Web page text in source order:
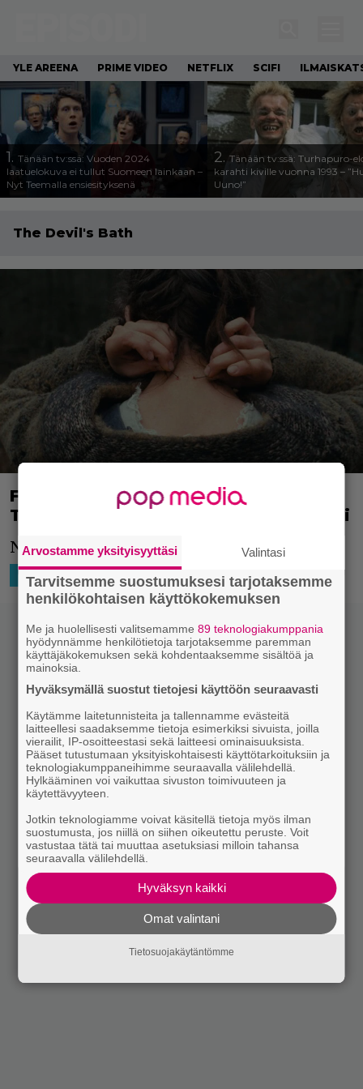
YLE AREENA PRIME VIDEO NETFLIX SCIFI
1. Tänään tv:ssä: Vuoden 2024
laatuelokuva ei tullut Suomeen lainkaan –
Nyt Teemalla ensiesityksenä
2. Tänään tv:ssä: Turhapuro-
karahti kiville vuonna 1993 –
Uuno!”
The Devil's Bath
Folkkikauhua Euroopasta! – Tsekkaa
The Devil’s Bathin helvetillinen traileri
Näyttääpä tämä hyvältä.
EUROOPPA 4.6.2024 20:31 Niko Ikonen
Arvostamme yksityisyyttäsi Valintasi
Tarvitsemme suostumuksesi tarjotaksemme
henkilökohtaisen käyttökokemuksen
Me ja huolellisesti valitsemamme89 teknologiakumppania
hyödynnämme henkilötietoja tarjotaksemme paremman
käyttäjäkokemuksen sekä kohdentaaksemme sisältöä ja
mainoksia.
Hyväksymällä suostut tietojesi käyttöön seuraavasti
Käytämme laitetunnisteita ja tallennamme evästeitä
laitteellesi saadaksemme tietoja esimerkiksi sivuista, joilla
vierailit, IP-osoitteestasi sekä laitteesi ominaisuuksista.
Pääset tutustumaan yksityiskohtaisesti käyttötarkoituksiin ja
teknologiakumppaneihimme seuraavalla välilehdellä.
Hylkääminen voi vaikuttaa sivuston toimivuuteen ja
käytettävyyteen.
Jotkin teknologiamme voivat käsitellä tietoja myös ilman
suostumusta, jos niillä on siihen oikeutettu peruste. Voit
vastustaa tätä tai muuttaa asetuksiasi milloin tahansa
seuraavalla välilehdellä.
Hyväksyn kaikki
Omat valintani
Tietosuojakäytäntömme